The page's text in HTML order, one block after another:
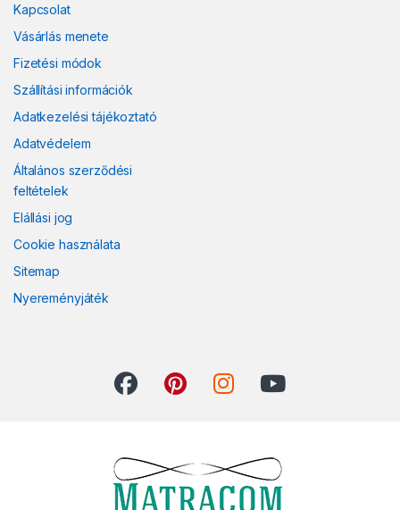
Kapcsolat
Vásárlás menete
Fizetési módok
Szállítási információk
Adatkezelési tájékoztató
Adatvédelem
Általános szerződési
feltételek
Elállási jog
Cookie használata
Sitemap
Nyereményjáték